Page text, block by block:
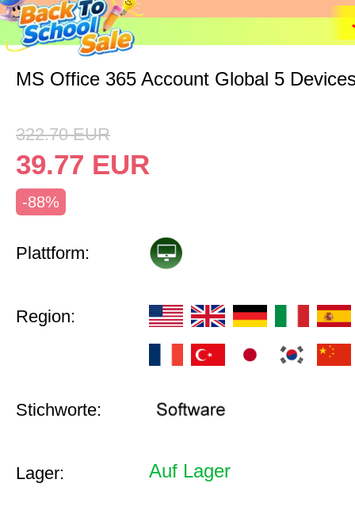
MS Office 365 Account Global 5
322.70 EUR
39.77 EUR
-88%
Plattform:
Region:
Stichworte:
Lager: Auf Lager